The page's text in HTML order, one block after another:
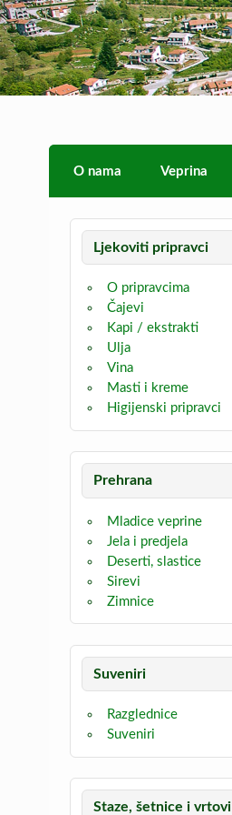
Veprina
Veprina(c)
O nama Veprina
Ljekoviti pripravci
O pripravcima
Čajevi
Kapi / ekstrakti
Ulja
Vina
Masti i kreme
Higijenski pripravci
Prehrana
Mladice veprine
Jela i predjela
Deserti, slastice
Sirevi
Zimnice
Suveniri
Razglednice
Suveniri
Staze, šetnice i vrtovi